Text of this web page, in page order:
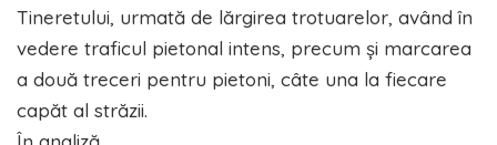
Tineretului, urmată de lărgirea trotuarelor, având în
vedere traficul pietonal intens, precum și marcarea
a două treceri pentru pietoni, câte una la fiecare
capăt al străzii.